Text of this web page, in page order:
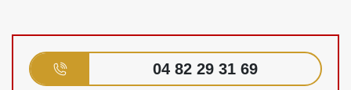
04 82 29 31 69